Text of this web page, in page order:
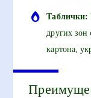
Таблички:
других зон
картона,